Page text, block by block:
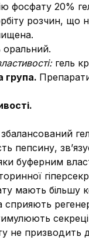
фосфату 20%
розчин, що
оральний.
гель
група.
пепсину,
буферним
мають більшу
сприяють
не призводить